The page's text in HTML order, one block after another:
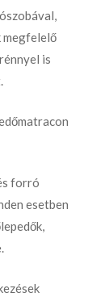
megfelelő
is
forró
esetben